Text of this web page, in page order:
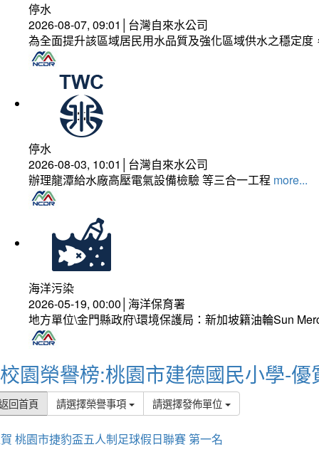
停水
2026-08-07, 09:01│台灣自來水公司
為全面提升該區域居民用水品質及強化區域供水之穩定
停水
2026-08-03, 10:01│台灣自來水公司
辦理龍潭給水廠高壓電氣設備檢驗 等三合一工程 more...
海洋污染
2026-05-19, 00:00│海洋保育署
地方單位\金門縣政府\環境保護局：新加坡籍油輪Sun
校園榮譽榜:桃園市建德國民小學-優
回首頁 請選擇榮譽事項 請選擇發佈單位
桃園市捷豹盃五人制足球假日聯賽 第一名